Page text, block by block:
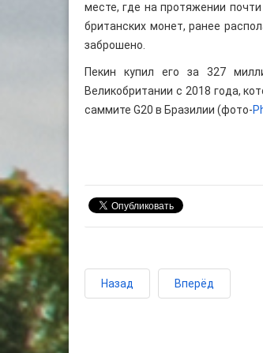
месте, где на протяжении
британских монет, ранее
заброшено.
Пекин купил его за 327
Великобритании с 2018 года,
саммите G20 в Бразилии (фото-
Назад Вперёд